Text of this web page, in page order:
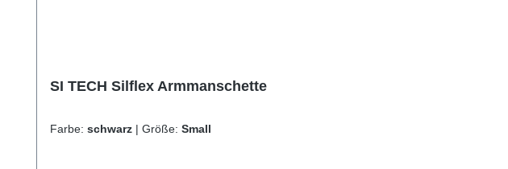
SI TECH Silflex Armmanschette
Farbe: schwarz | Größe: Small